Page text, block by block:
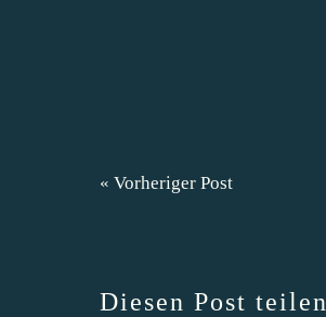
« Vorheriger Post
Diesen Post teilen